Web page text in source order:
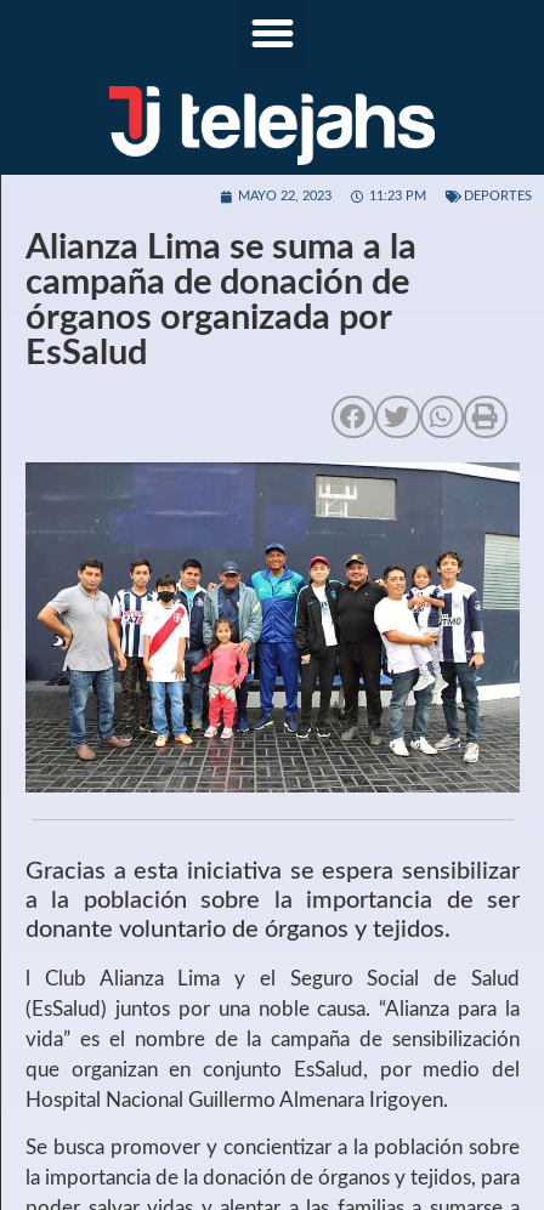
MAYO 22, 2023 11:23 PM DEPORTES
Alianza Lima se suma a la
campaña de donación de
órganos organizada por
EsSalud
Gracias a esta iniciativa se espera sensibilizar
a la población sobre la importancia de ser
donante voluntario de órganos y tejidos.
l Club Alianza Lima y el Seguro Social de Salud
(EsSalud) juntos por una noble causa. “Alianza para la
vida” es el nombre de la campaña de sensibilización
que organizan en conjunto EsSalud, por medio del
Hospital Nacional Guillermo Almenara Irigoyen.
Se busca promover y concientizar a la población sobre
la importancia de la donación de órganos y tejidos, para